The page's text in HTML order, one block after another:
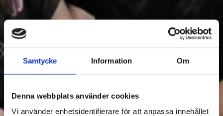
Samtycke Information Om
Denna webbplats använder cookies
Vi använder enhetsidentifierare för att anpassa innehållet